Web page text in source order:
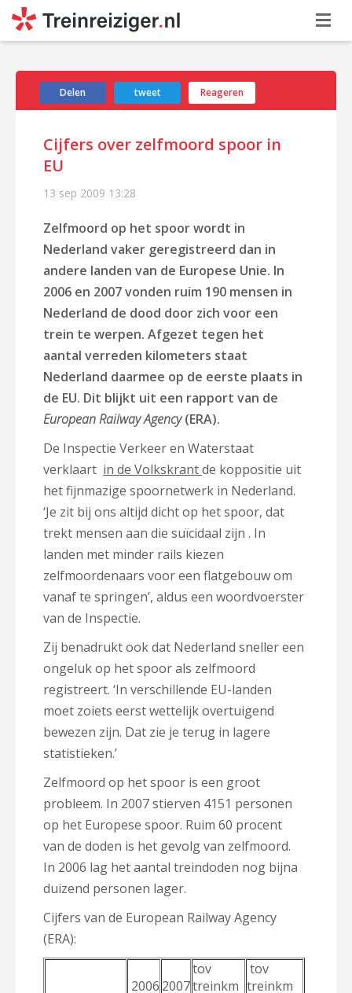
Delen tweet Reageren
Cijfers over zelfmoord spoor in
EU
13 sep 2009 13:28
Zelfmoord op het spoor wordt in
Nederland vaker geregistreerd dan in
andere landen van de Europese Unie. In
2006 en 2007 vonden ruim 190 mensen in
Nederland de dood door zich voor een
trein te werpen. Afgezet tegen het
aantal verreden kilometers staat
Nederland daarmee op de eerste plaats in
de EU. Dit blijkt uit een rapport van de
European Railway Agency(ERA).
De Inspectie Verkeer en Waterstaat
verklaart in de Volkskrantde koppositie uit
het fijnmazige spoornetwerk in Nederland.
‘Je zit bij ons altijd dicht op het spoor, dat
trekt mensen aan die suïcidaal zijn . In
landen met minder rails kiezen
zelfmoordenaars voor een flatgebouw om
vanaf te springen’, aldus een woordvoerster
van de Inspectie.
Zij benadrukt ook dat Nederland sneller een
ongeluk op het spoor als zelfmoord
registreert. ‘In verschillende EU-landen
moet zoiets eerst wettelijk overtuigend
bewezen zijn. Dat zie je terug in lagere
statistieken.’
Zelfmoord op het spoor is een groot
probleem. In 2007 stierven 4151 personen
op het Europese spoor. Ruim 60 procent
van de doden is het gevolg van zelfmoord.
In 2006 lag het aantal treindoden nog bijna
duizend personen lager.
Cijfers van de European Railway Agency
(ERA):
2006 2007
tov
treinkm
tov
treinkm